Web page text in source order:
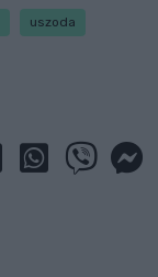
uszoda